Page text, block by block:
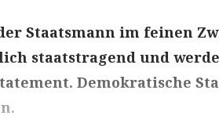
Staatsmann im feinen
staatstragend und
Demokratische